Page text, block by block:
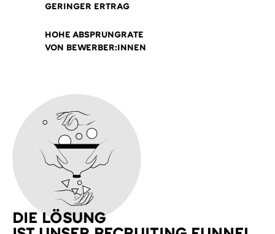
GERINGER ERTRAG
HOHE ABSPRUNGRATE
VON BEWERBER:INNEN
DIE LÖSUNG